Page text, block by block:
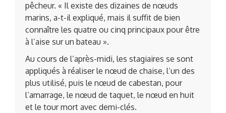
pêcheur. « Il existe des dizaines de nœuds
marins, a-t-il expliqué, mais il suffit de bien
connaître les quatre ou cinq principaux pour être
à l’aise sur un bateau ».
Au cours de l’après-midi, les stagiaires se sont
appliqués à réaliser le nœud de chaise, l’un des
plus utilisé, puis le nœud de cabestan, pour
l’amarrage, le nœud de taquet, le nœud en huit
et le tour mort avec demi-clés.